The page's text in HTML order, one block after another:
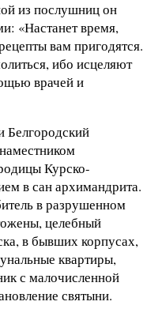
из послушниц он
«Настанет время,
вам пригодятся.
ибо исцеляют
врачей и
Белгородский
Курско-
в сан архимандрита.
в разрушенном
целебный
в бывших корпусах,
квартиры,
с малочисленной
святыни.